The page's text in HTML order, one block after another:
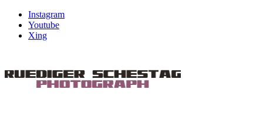
Instagram
Youtube
Xing